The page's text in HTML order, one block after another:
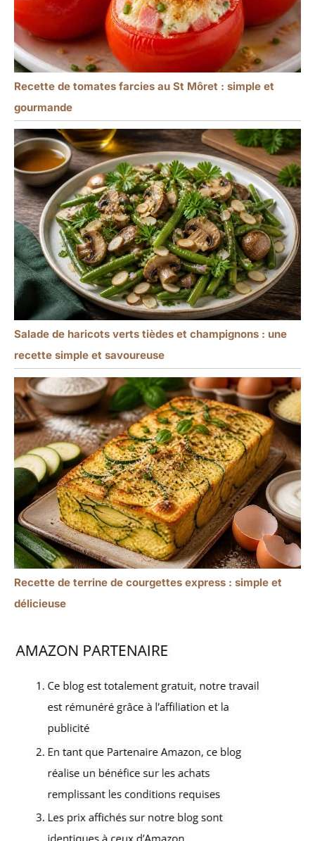
Recette de tomates farcies au St Môret : simple et
gourmande
Salade de haricots verts tièdes et champignons : une
recette simple et savoureuse
Recette de terrine de courgettes express : simple et
délicieuse